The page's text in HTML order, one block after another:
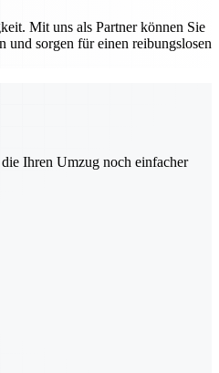
Mit uns als Partner können Sie
und sorgen für einen reibungslosen
Ihren Umzug noch einfacher